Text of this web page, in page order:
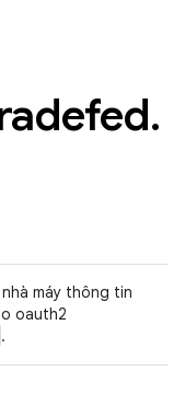
.
máy thông tin
oauth2
.